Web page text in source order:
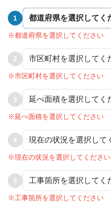
1
※都道府県を選択してください
2
※市区町村を選択してください
3
※延べ面積を選択してください
4
※現在の状況を選択してください
5
※工事箇所を選択してください